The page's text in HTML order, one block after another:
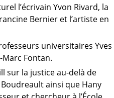
l’écrivain Yvon Rivard, la
Bernier et l’artiste en
universitaires Yves
Marc Fontan.
sur la justice au-delà de
ainsi que Hany